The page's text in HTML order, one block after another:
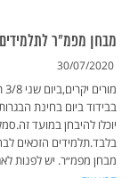
מבחן מפמ"ר
30/07/2020
בבידוד ביום בחינת
מבחן מפמ״ר. יש לפנות